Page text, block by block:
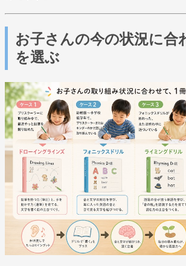
お子さんの今の状況に合
を選ぶ